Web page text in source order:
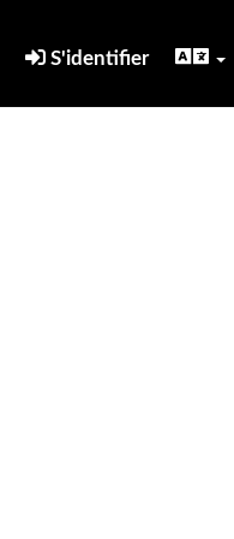
S'identifier